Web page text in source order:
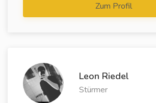
Zum Profil
Leon Riedel
Stürmer